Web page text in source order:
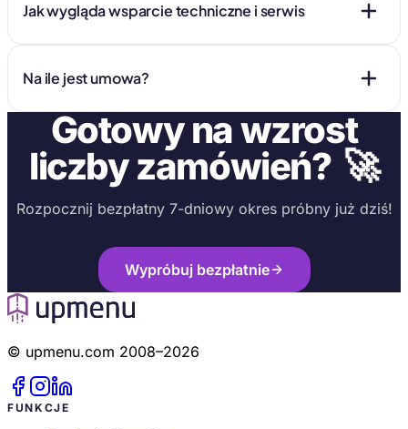
Jak wygląda wsparcie techniczne i serwis
Na ile jest umowa?
Gotowy na wzrost
liczby zamówień? 🚀
Rozpocznij bezpłatny 7-dniowy okres próbny już dziś!
Wypróbuj bezpłatnie
© upmenu.com 2008–2026
FUNKCJE